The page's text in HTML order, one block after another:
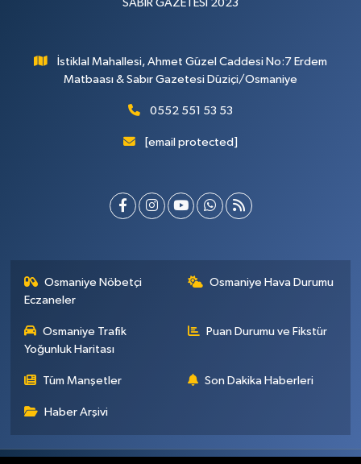
SABIR GAZETESİ 2023
İstiklal Mahallesi, Ahmet Güzel Caddesi No:7 Erdem
Matbaası & Sabır Gazetesi Düziçi/Osmaniye
0552 551 53 53
[email protected]
Osmaniye Nöbetçi
Eczaneler
Osmaniye Hava Durumu
Osmaniye Trafik
Yoğunluk Haritası
Puan Durumu ve Fikstür
Tüm Manşetler Son Dakika Haberleri
Haber Arşivi